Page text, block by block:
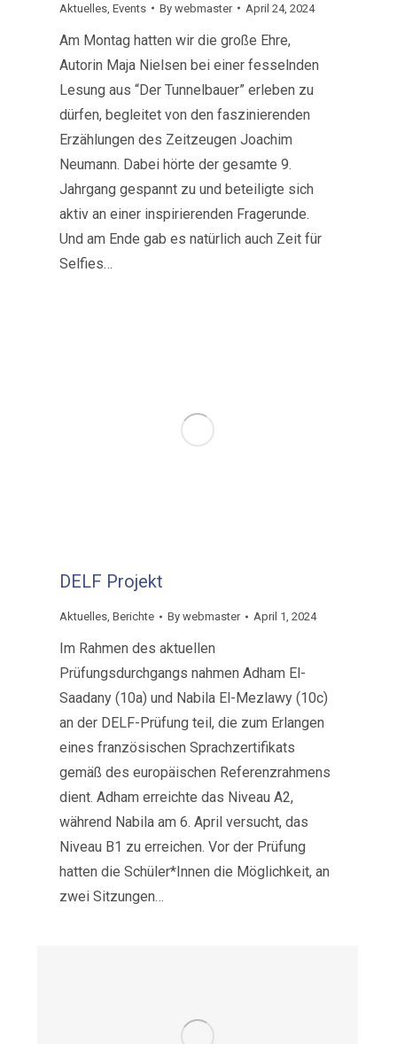
Aktuelles ,Events Bywebmaster April 24, 2024
Am Montag hatten wir die große Ehre,
Autorin Maja Nielsen bei einer fesselnden
Lesung aus “Der Tunnelbauer” erleben zu
dürfen, begleitet von den faszinierenden
Erzählungen des Zeitzeugen Joachim
Neumann. Dabei hörte der gesamte 9.
Jahrgang gespannt zu und beteiligte sich
aktiv an einer inspirierenden Fragerunde.
Und am Ende gab es natürlich auch Zeit für
Selfies…
DELF Projekt
Aktuelles,Berichte Bywebmaster April 1, 2024
Im Rahmen des aktuellen
Prüfungsdurchgangs nahmen Adham El-
Saadany (10a) und Nabila El-Mezlawy (10c)
an der DELF-Prüfung teil, die zum Erlangen
eines französischen Sprachzertifikats
gemäß des europäischen Referenzrahmens
dient. Adham erreichte das Niveau A2,
während Nabila am 6. April versucht, das
Niveau B1 zu erreichen. Vor der Prüfung
hatten die Schüler*Innen die Möglichkeit, an
zwei Sitzungen…